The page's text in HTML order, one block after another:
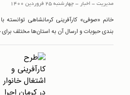
مدیریت-اخبار -چهارشنبه 25 فروردین 1400
خانم «صوفی» کارآفرینی کرمانشاهی توانسته
بندی حبوبات و ارسال آن به استان‌ها مختلف